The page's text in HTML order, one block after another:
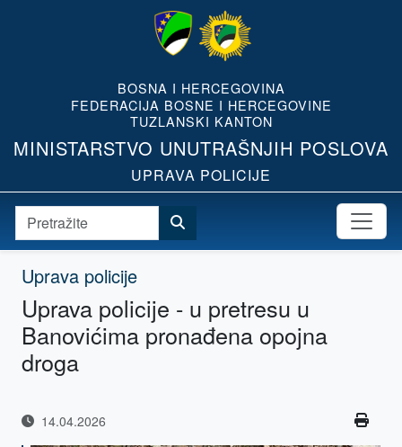
BOSNA I HERCEGOVINA
FEDERACIJA BOSNE I HERCEGOVINE
TUZLANSKI KANTON
MINISTARSTVO UNUTRAŠNJIH POSLOVA
UPRAVA POLICIJE
Uprava policije
Uprava policije - u pretresu u
Banovićima pronađena opojna
droga
14.04.2026